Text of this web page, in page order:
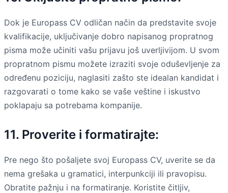
Dok je Europass CV odličan način da predstavite svoje
kvalifikacije, uključivanje dobro napisanog propratnog
pisma može učiniti vašu prijavu još uverljivijom. U svom
propratnom pismu možete izraziti svoje oduševljenje za
određenu poziciju, naglasiti zašto ste idealan kandidat i
razgovarati o tome kako se vaše veštine i iskustvo
poklapaju sa potrebama kompanije.
11. Proverite i formatirajte:
Pre nego što pošaljete svoj Europass CV, uverite se da
nema grešaka u gramatici, interpunkciji ili pravopisu.
Obratite pažnju i na formatiranje. Koristite čitljiv,